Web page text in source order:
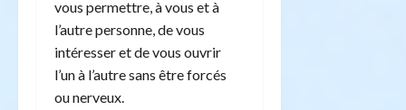
vous permettre, à vous et à
l’autre personne, de vous
intéresser et de vous ouvrir
l’un à l’autre sans être forcés
ou nerveux.